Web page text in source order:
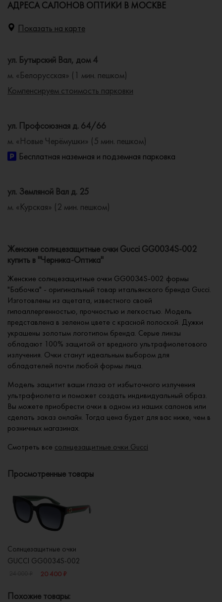
АДРЕСА САЛОНОВ ОПТИКИ В МОСКВЕ
Показать на карте
ул. Бутырский Вал, дом 4
м. «Белорусская» (1 мин. пешком)
Компенсируем стоимость парковки
ул. Профсоюзная д. 64/66
м. «Новые Черёмушки» (5 мин. пешком)
Бесплатная наземная и подземная парковка
ул. Земляной Вал д. 25
м. «Курская» (2 мин. пешком)
Женские солнцезащитные очки Gucci GG0034S-002
купить в "Черника-Оптика"
Женские солнцезащитные очки GG0034S-002 формы
"Бабочка" - оригинальный товар итальянского бренда Gucci.
Изготовлены из ацетата, известного своей
гипоаллергенностью, прочностью и легкостью. Модель
представлена в зеленом цвете с красной полоской. Дужки
украшены золотым логотипом бренда. Серые линзы
обладают 100% защитой от вредного ультрафиолетового
излучения. Очки станут идеальным выбором для
обладателей почти любой формы лица.
Модель защитит ваши глаза от избыточного излучения
ультрафиолета и поможет создать индивидуальный образ.
Вы можете приобрести очки в одном из наших салонов или
сделать заказ онлайн. Тогда цена будет для вас ниже, чем в
розничных магазинах.
Смотреть все солнцезащитные очки Gucci
Просмотренные товары
Солнцезащитные очки
GUCCI GG0034S-002
20 400 ₽
Похожие товары: